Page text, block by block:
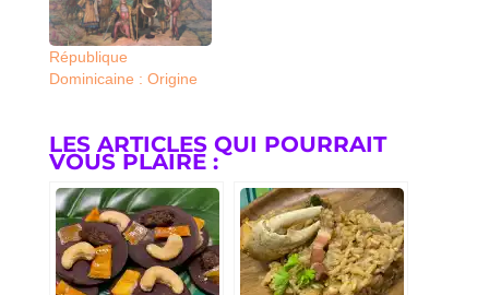
République
Dominicaine : Origine
LES ARTICLES QUI POURRAIT
VOUS PLAIRE :